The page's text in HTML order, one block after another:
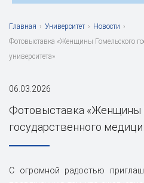
Главная › Университет › Новости ›
Фотовыставка «Женщины Гомельского
университета»
06.03.2026
Фотовыставка «Женщины
государственного
С огромной радостью